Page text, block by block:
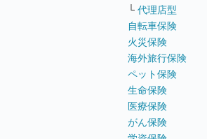
└ 代理店型
自転車保険
火災保険
海外旅行保険
ペット保険
生命保険
医療保険
がん保険